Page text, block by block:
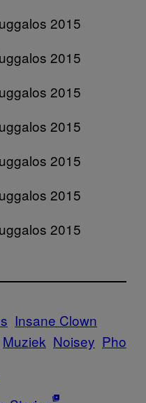
Insane Clown
Muziek Noisey Pho